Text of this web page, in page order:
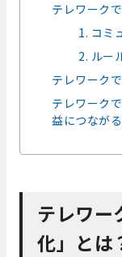
テレワーク
1. コミ
2. ルー
テレワーク
テレワーク
益につながる
テレワー
化」とは